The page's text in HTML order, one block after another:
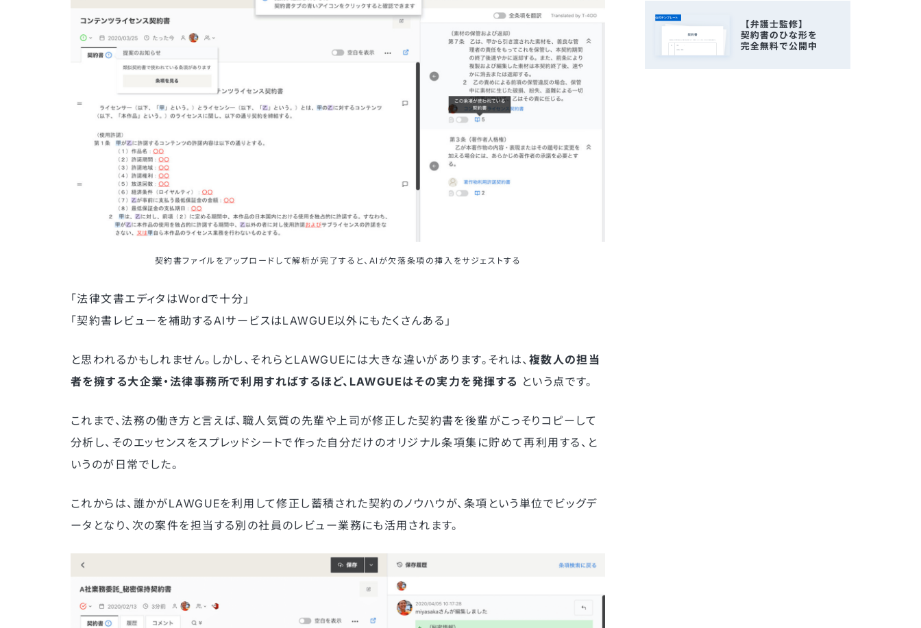
契約書ファイルをアップロードして解析が完了すると、AIが欠落条項の挿入をサジェストする
「法律文書エディタはWordで十分」
「契約書レビューを補助するAIサービスはLAWGUE以外にもたくさんある」
と思われるかもしれません。しかし、それらとLAWGUEには大きな違いがあります。それは、 複数人の担当
者を擁する大企業・法律事務所で利用すればするほど、LAWGUEはその実力を発揮する という点です。
これまで、法務の働き方と言えば、職人気質の先輩や上司が修正した契約書を後輩がこっそりコピーして
分析し、そのエッセンスをスプレッドシートで作った自分だけのオリジナル条項集に貯めて再利用する、と
いうのが日常でした。
これからは、誰かがLAWGUEを利用して修正し蓄積された契約のノウハウが、条項という単位でビッグデ
ータとなり、次の案件を担当する別の社員のレビュー業務にも活用されます。